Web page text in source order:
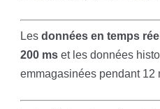
Lesdonnées en temps réel
200 ms et les données
emmagasinées pendant 12